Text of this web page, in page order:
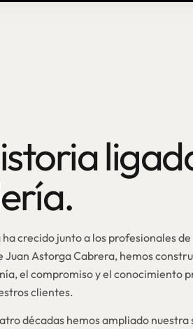
crecido junto a los profesionales
Juan Astorga Cabrera, hemos
el compromiso y el conocimiento
clientes.
décadas hemos ampliado